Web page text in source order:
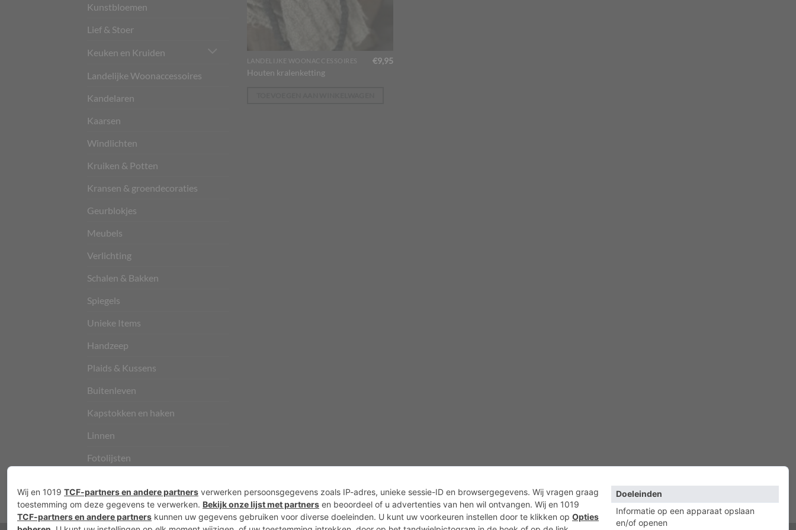
Kunstbloemen
Lief & Stoer
Keuken en Kruiden
Landelijke Woonaccessoires
Kandelaren
Kaarsen
Windlichten
Kruiken & Potten
Kransen & groendecoraties
Geurblokjes
Meubels
Verlichting
Schalen & Bakken
Spiegels
Unieke Items
Handzeep
Plaids & Kussens
Buitenleven
Kapstokken en haken
Linnen
Fotolijsten
LANDELIJKE WOONACCESSOIRES
Houten kralenketting
€9,95